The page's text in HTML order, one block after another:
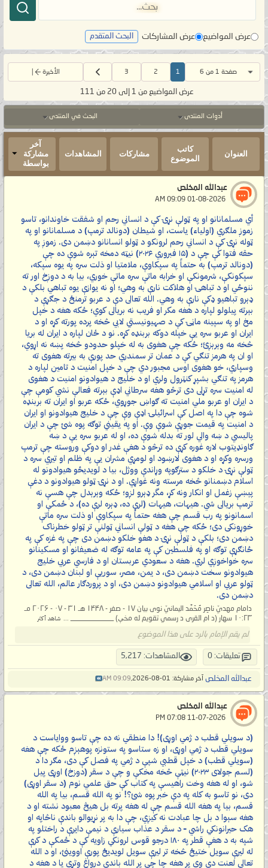
عرض المواضيع عرض المشاركات البحث المتقدم
صفحة 1 من 6 1
2
3 الأخيرة
عرض المواضيع من 1 إلى 20 من 111
أدوات المنتدى البحث في المنتدى
العنوان
كاتب
الموضوع
مشاركات المشاهدات
آخر
مشاركة
بواسطة
عبدالله المخلص
أي مسلمانانو او په ټولې نړۍ کې د انساني رحم او شفقت خاوندانو، تاسو
زموږ ملګري (اولیاء) یاست، او شیطان (دونالد ترمپ) د مسلمانانو او په
ټوله نړۍ کې د انساني رحم لرونکو د ټولو انسانانو دښمن دی. زموږ په
حقه فتوا کې چې د (۱۵ فبروري ۲۰۲۶) نیټه دمخه تېره شوې ده چې
(دونالد ترمپ) به حتماً په سپکاوې، ملامتیا او ذلت سره په یوه سپکه،
سپکونکې، شرمونکې او خرابه ماتې سره ماتې خوري، بیا به د دوږخ اور ته
ننوځي او د تباهۍ او هلاکت نارې به وهي؛ او نه یوازې یوه تباهي بلکې د
ډېرو تباهیو ډکې نارې به وهي. الله تعالی دې د عربو ترمنځ د جګړې د
بېرته پیلولو لپاره د هغه مکر او فریب نه بریالی کوي؛ ځکه هغه د خپل
مخ او په سپینه ماڼۍ کې د صهیونیستي لابي څخه پرده پورته کړه او د
ایران او عربو سره یې خپله دوکه بربنډه کړه. نو د ځان لپاره د ایران له بریا
څخه مه وېرېږئ؛ ځکه چې هغوی به له خپلو حدودو څخه پښه نه اړوي،
او ان په هرمز تنګي کې د عمان تر سمندري حد پورې به بیرته هغوی ته
وسپاري، خو هغوی اوس مجبور دي چې د خپل امنیت د تامین لپاره د
هرمز په تنګي بشپړ کنټرول ولري او د خلیج د هیوادونو امنیت د هغوی
له امنیت سره تړلی دی ترڅو هغه سرطاني اډې بېرته فعالې نشي کومې چې
د ایران او عربو ملي امنیت ته ګواښ جوړوي، ځکه عربو او ایران ته بربنډه
شوه چې دا په اصل کې اسرائیلۍ اډې وې چې د خلیج هیوادونو او ایران
د امنیت په قیمت جوړې شوې وې. او په یقیني توګه پوه شئ چې د ایران
پالیسي د ښه والي لور ته بدله شوې ده، او له عربو سره یې د ښه
ګاونډیتوب لاره غوره کړې ده ترڅو د هغې غدر او دوکې وروسته چې ترمپ
ورسره وکړه او د هغوی لارښود او لومړي مشران یې په ظلم او تیري سره د
ټولې نړۍ د خلکو د سترګوپه وړاندې ووژل، بیا د لویدیځو هیوادونو له
اسلام دښمنانو څخه مرسته ونه غواړي. او د نړۍ ټولو هیوادونو د دغې
پېښې زغمل او انکار ونه کړ، مگر ډېرو لږو؛ ځکه وېرېدل چې هسې نه
ترمپ بریالی شي. هیهات، هیهات (لرې ده، ډېره لرې ده)، د ځمکې او
اسمانونو په رب قسم چې هغه حتماً په سپکاوې او ذلت سره ماتې
خوړونکی دی؛ ځکه چې هغه د ټولې انساني ټولنې تر ټولو خطرناک
دښمن دی؛ بلکې د ټولې نړۍ د هغو خلکو دښمن دی چې په غزه کې په
ځانګړې توګه او په فلسطین کې په عامه توګه له ضعیفانو او مسکینانو
سره خواخوږي لري. هغه د سعودي عربستان او د فارسي عربي خلیج
هیوادونو سخت دښمن دی، د یمن، مصر، سوریې او لبنان دښمن دی، د
ټولو عربي او اسلامي هیوادونو دښمن دی، او د پروردګار عالم، الله تعالی
دښمن دی.
دامام مهديّ ناصِر مُحَمَّد اليمانيّ نوی بیان ۱۷ - صفر - ۱۴۴۸ هـ ۳۱ - ۰۷ - ۲۰۲۶ مـ
۱۰:۲۳ سهار (د ام القرى د رسمي تقویم له مخې) ____________ ...
شاهد أكثر
لم يقم الإمام بالرد على هذا الموضوع
تعليقات: 0 المشاهدات: 5,217
عبدالله المخلص آخر مشاركة: 01-08-2026, 09:09 AM
عبدالله المخلص
(د سویلي قطب د ژمي اوړی)! دا منطقي نه ده چې تاسو ووایاست د
سویلي قطب د ژمي اوړی، او زه ستاسو په ستونزه پوهېږم ځکه چې هغه
(سویلي قطب) د خپل قطبي شپې د ژمي په فصل کې دی، مګر دا د
(لسم جولای ۲۰۲۳) نیټې څخه مخکې و چې د سقر (دوزخ) اوړی پیل
شو، او له هغه وخت راهیسې په کتاب کې حق علمي نوم (د سقر اوړی)
دی، نو تاسو به کله په دې خبر پوه شئ؟! نو په الله قسم، بیا په الله
قسم، بیا په هغه الله قسم چې له هغه پرته بل هیڅ معبود نشته او د
هغه سېوا د بل چا عبادت نه کیږي، چې دا به پر نړیوالو باندې ناڅاپه او
هک حیرانونکي راشي – د سقر د عذاب سیارې د نیمې دایرې د راختلو په
شپه به د هغې قطر په ۱۸۰ درجو قوس لرونکي زاویه کې د ځمکې د کرې
له لیرې سویل ختیځ څخه تر لیرې سویل لویدیځ پورې اووینئ، او د الله
تعالی لعنت دې وي پر هغه چا چې پر الله باندې درواغ وتړي یا د هغه د